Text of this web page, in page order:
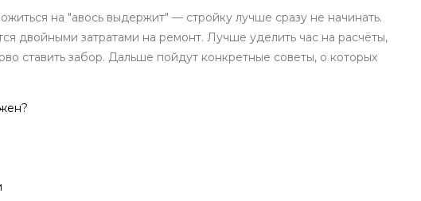
на "авось выдержит" — стройку лучше сразу не начинать.
двойными затратами на ремонт. Лучше уделить час на расчёты,
ставить забор. Дальше пойдут конкретные советы, о которых